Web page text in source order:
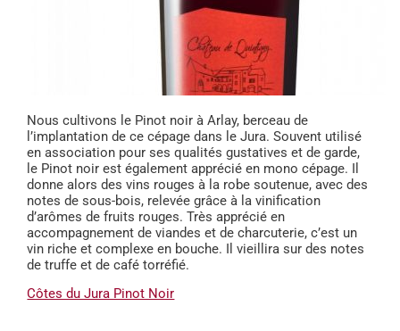
Nous cultivons le Pinot noir à Arlay, berceau de
l’implantation de ce cépage dans le Jura. Souvent utilisé
en association pour ses qualités gustatives et de garde,
le Pinot noir est également apprécié en mono cépage. Il
donne alors des vins rouges à la robe soutenue, avec des
notes de sous-bois, relevée grâce à la vinification
d’arômes de fruits rouges. Très apprécié en
accompagnement de viandes et de charcuterie, c’est un
vin riche et complexe en bouche. Il vieillira sur des notes
de truffe et de café torréfié.
Côtes du Jura Pinot Noir